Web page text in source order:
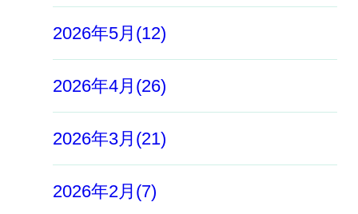
2026年5月(12)
2026年4月(26)
2026年3月(21)
2026年2月(7)